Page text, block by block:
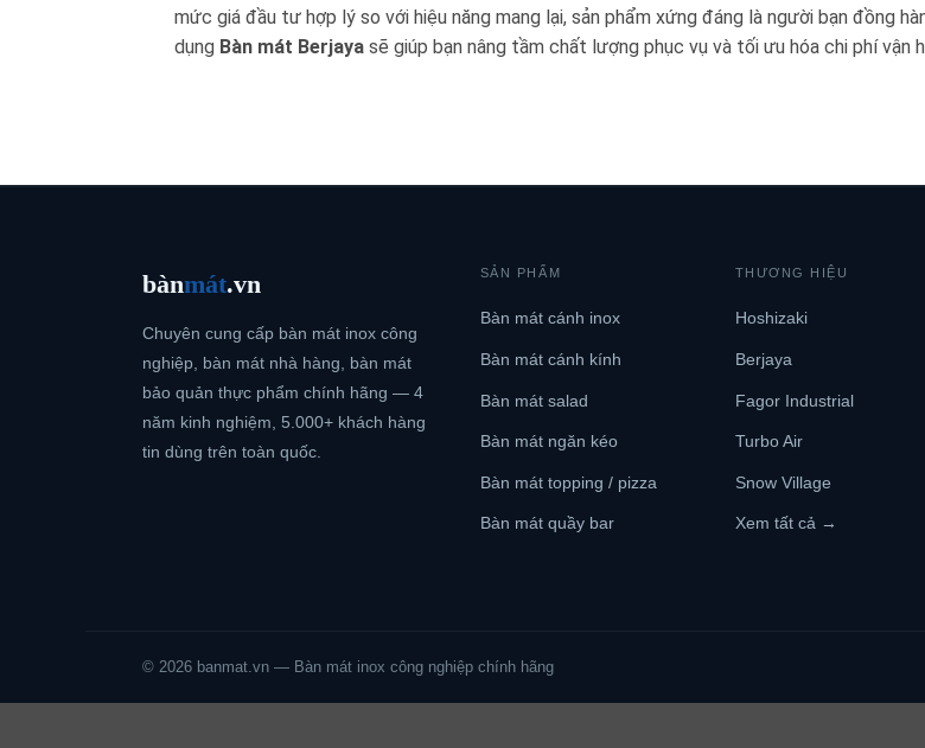
mức giá đầu tư hợp lý so với hiệu năng mang lại, sản phẩm xứng đáng là người bạn đồng
dụng Bàn mát Berjaya sẽ giúp bạn nâng tầm chất lượng phục vụ và tối ưu hóa chi phí vận
bànmát.vn
Chuyên cung cấp bàn mát inox công
nghiệp, bàn mát nhà hàng, bàn mát
bảo quản thực phẩm chính hãng — 4
năm kinh nghiệm, 5.000+ khách hàng
tin dùng trên toàn quốc.
SẢN PHẨM
Bàn mát cánh inox
Bàn mát cánh kính
Bàn mát salad
Bàn mát ngăn kéo
Bàn mát topping / pizza
Bàn mát quầy bar
THƯƠNG HIỆU
Hoshizaki
Berjaya
Fagor Industrial
Turbo Air
Snow Village
Xem tất cả →
© 2026 banmat.vn — Bàn mát inox công nghiệp chính hãng